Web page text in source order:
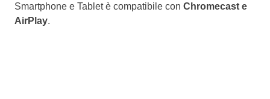
Smartphone e Tablet è compatibile con Chromecast e
AirPlay.